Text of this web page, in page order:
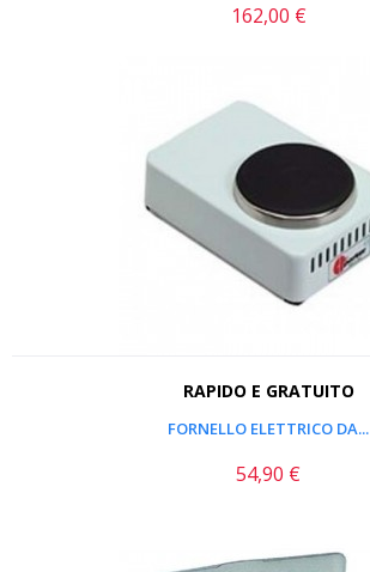
Prezzo
162,00 €
RAPIDO E GRATUITO
FORNELLO ELETTRICO DA...
Prezzo
54,90 €